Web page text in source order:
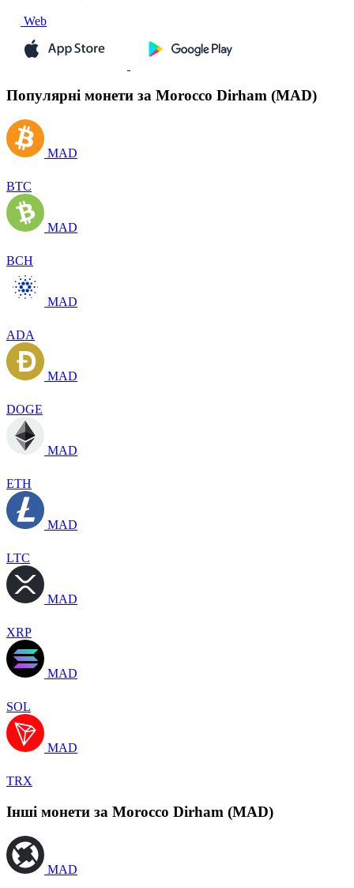
Web
Популярні монети за Morocco Dirham (MAD)
MAD
BTC
MAD
BCH
MAD
ADA
MAD
DOGE
MAD
ETH
MAD
LTC
MAD
XRP
MAD
SOL
MAD
TRX
Інші монети за Morocco Dirham (MAD)
MAD